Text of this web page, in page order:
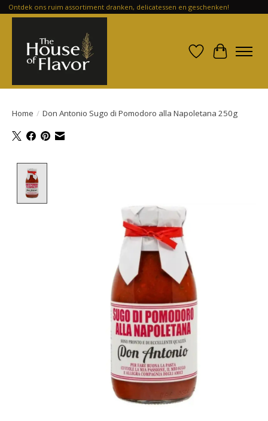
Ontdek ons ruim assortiment dranken, delicatessen en geschenken!
Verlanglijst
Home / Don Antonio Sugo di Pomodoro alla Napoletana 250g